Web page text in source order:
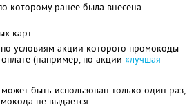
которому ранее была внесена
карт
условиям акции которого промокоды
(например, по акции «лучшая
быть использован только один раз,
не выдается